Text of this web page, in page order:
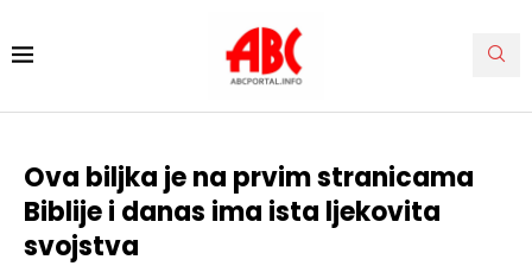
Ova biljka je na prvim stranicama
Biblije i danas ima ista ljekovita
svojstva